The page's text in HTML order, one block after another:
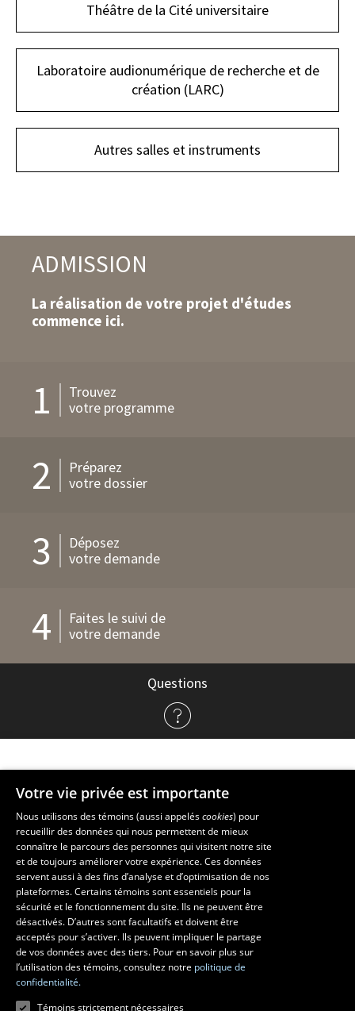
Théâtre de la Cité universitaire
Laboratoire audionumérique de recherche et de
création (LARC)
Autres salles et instruments
ADMISSION
La réalisation de votre projet d'études
commence ici.
1
Trouvez
votre programme
2
Préparez
votre dossier
3
Déposez
votre demande
4
Faites le suivi de
votre demande
Questions
l'admission
Faculté de musique
Pavillon Louis-Jacques-Casault
1055, avenue du Séminaire
, Québec (Québec)  G1V 0A6
Téléphone: 418 656-7061
Suivez-nous sur Facebook
Suivez-nous sur YouTube
Votre vie privée est importante
Nous utilisons des témoins (aussi appeléscookies) pour
recueillir des données qui nous permettent de mieux
connaître le parcours des personnes qui visitent notre site
et de toujours améliorer votre expérience. Ces données
servent aussi à des fins d’analyse et d’optimisation de nos
plateformes. Certains témoins sont essentiels pour la
sécurité et le fonctionnement du site. Ils ne peuvent être
désactivés. D’autres sont facultatifs et doivent être
acceptés pour s’activer. Ils peuvent impliquer le partage
de vos données avec des tiers. Pour en savoir plus sur
l’utilisation des témoins, consultez notre politique de
confidentialité.
Témoins strictement nécessaires